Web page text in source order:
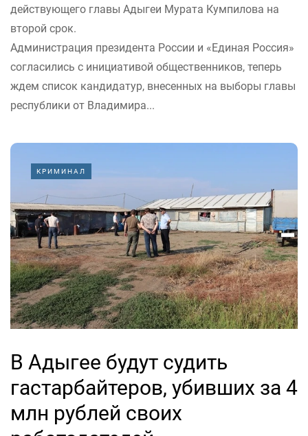
действующего главы Адыгеи Мурата Кумпилова на
второй срок.
Администрация президента России и «Единая Россия»
согласились с инициативой общественников, теперь
ждем список кандидатур, внесенных на выборы главы
республики от Владимира...
КРИМИНАЛ
В Адыгее будут судить
гастарбайтеров, убивших за 4
млн рублей своих